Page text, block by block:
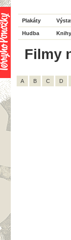
Plakáty
Hudba
Filmy
A B C D